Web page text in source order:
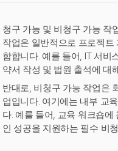
청구 가능 및 비청구 가능 작
작업은 일반적으로 프로젝
함합니다. 예를 들어, IT 서비
약서 작성 및 법원 출석에 대
반대로, 비청구 가능 작업은
업입니다. 여기에는 내부 교
다. 예를 들어, 교육 워크숍
인 성공을 지원하는 필수 비